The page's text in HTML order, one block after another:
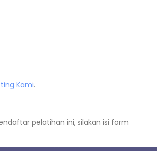
Kami.
pelatihan ini, silakan isi form